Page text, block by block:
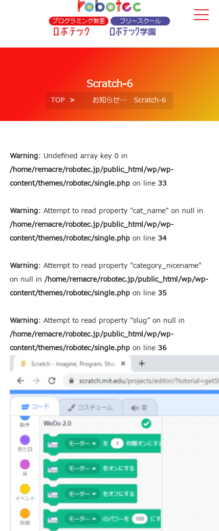
プログラミング教室 フリースクール
Scratch-6
TOP お知らせ Scratch-6
Warning: Undefined array key 0 in
/home/remacre/robotec.jp/public_html/wp/wp-
content/themes/robotec/single.php on line 33
Warning: Attempt to read property "cat_name" on null in
/home/remacre/robotec.jp/public_html/wp/wp-
content/themes/robotec/single.php on line 34
Warning: Attempt to read property "category_nicename"
on null in /home/remacre/robotec.jp/public_html/wp/wp-
content/themes/robotec/single.php on line 35
Warning: Attempt to read property "slug" on null in
/home/remacre/robotec.jp/public_html/wp/wp-
content/themes/robotec/single.php on line 36